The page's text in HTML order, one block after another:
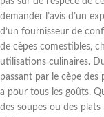
demander l’avis d’un
d’un fournisseur de
de cèpes comestibles,
utilisations culinaires.
passant par le cèpe des
a pour tous les goûts.
des soupes ou des